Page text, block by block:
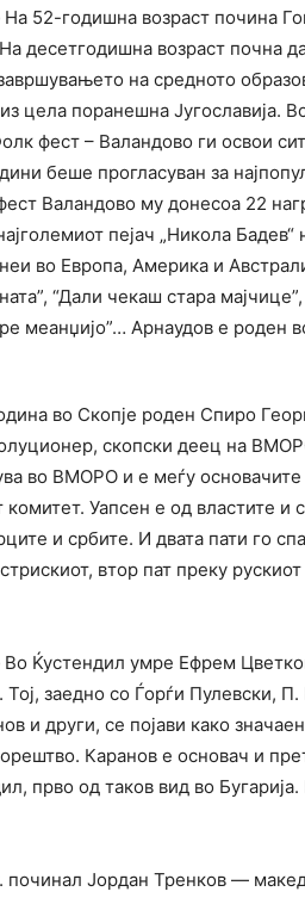
На 52-годишна возраст почина
десетгодишна возраст почна
на средното
цела поранешна Југославија.
фест – Валандово ги освои
беше прогласуван за
Валандово му донесоа 22
пејач „Никола
во Европа, Америка и
“Дали чекаш стара
меанџијо”… Арнаудов е роден
во Скопје роден Спиро
скопски деец на
во ВМОРО и е меѓу
Уапсен е од властите и
и србите. И двата пати го
втор пат преку
Во Ќустендил умре Ефрем
заедно со Ѓорѓи Пулевски,
и други, се појави како
Каранов е основач и
прво од таков вид во
починал Јордан Тренков —